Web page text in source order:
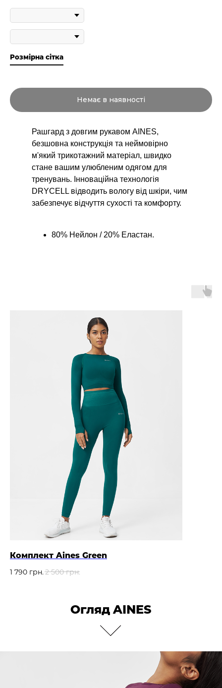
Розмірна сітка
Немає в наявності
Рашгард з довгим рукавом AINES,
безшовна конструкція та неймовірно
м'який трикотажний матеріал, швидко
стане вашим улюбленим одягом для
тренувань. Інноваційна технологія
DRYCELL відводить вологу від шкіри, чим
забезпечує відчуття сухості та комфорту.
80% Нейлон / 20% Еластан.
Комплект Aines Green
1 790 грн.2 500 грн.
Огляд AINES